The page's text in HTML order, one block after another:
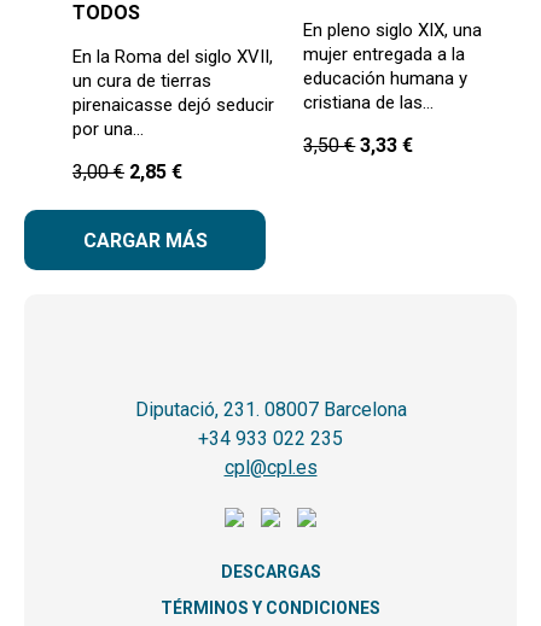
TODOS
En la Roma del siglo XVII,
un cura de tierras
pirenaicasse dejó seducir
por una…
3,00€ 2,85 €
En pleno siglo XIX, una
mujer entregada a la
educación humana y
cristiana de las…
3,50€ 3,33€
CARGAR MÁS
Diputació, 231. 08007 Barcelona
+34 933 022 235
cpl@cpl.es
DESCARGAS
TÉRMINOS Y CONDICIONES